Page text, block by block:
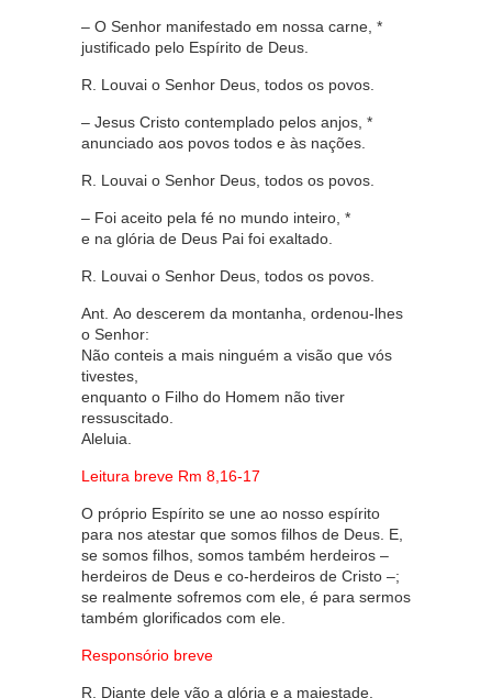
– O Senhor manifestado em nossa carne, *
justificado pelo Espírito de Deus.
R. Louvai o Senhor Deus, todos os povos.
– Jesus Cristo contemplado pelos anjos, *
anunciado aos povos todos e às nações.
R. Louvai o Senhor Deus, todos os povos.
– Foi aceito pela fé no mundo inteiro, *
e na glória de Deus Pai foi exaltado.
R. Louvai o Senhor Deus, todos os povos.
Ant. Ao descerem da montanha, ordenou-lhes
o Senhor:
Não conteis a mais ninguém a visão que vós
tivestes,
enquanto o Filho do Homem não tiver
ressuscitado.
Aleluia.
Leitura breve Rm 8,16-17
O próprio Espírito se une ao nosso espírito
para nos atestar que somos filhos de Deus. E,
se somos filhos, somos também herdeiros –
herdeiros de Deus e co-herdeiros de Cristo –;
se realmente sofremos com ele, é para sermos
também glorificados com ele.
Responsório breve
R. Diante dele vão a glória e a majestade.